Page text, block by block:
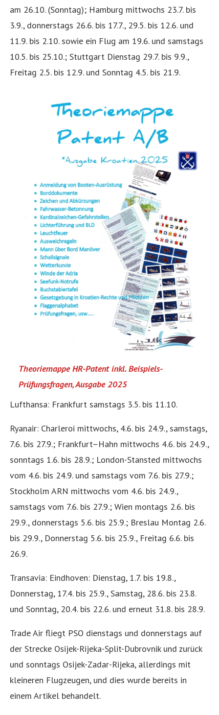
am 26.10. (Sonntag); Hamburg mittwochs 23.7. bis
3.9., donnerstags 26.6. bis 17.7., 29.5. bis 12.6. und
11.9. bis 2.10. sowie ein Flug am 19.6. und samstags
10.5. bis 25.10.; Stuttgart Dienstag 29.7. bis 9.9.,
Freitag 2.5. bis 12.9. und Sonntag 4.5. bis 21.9.
Theoriemappe HR-Patent inkl. Beispiels-
Prüfungsfragen, Ausgabe 2025
Lufthansa: Frankfurt samstags 3.5. bis 11.10.
Ryanair: Charleroi mittwochs, 4.6. bis 24.9., samstags,
7.6. bis 27.9.; Frankfurt–Hahn mittwochs 4.6. bis 24.9.,
sonntags 1.6. bis 28.9.; London-Stansted mittwochs
vom 4.6. bis 24.9. und samstags vom 7.6. bis 27.9.;
Stockholm ARN mittwochs vom 4.6. bis 24.9.,
samstags vom 7.6. bis 27.9.; Wien montags 2.6. bis
29.9., donnerstags 5.6. bis 25.9.; Breslau Montag 2.6.
bis 29.9., Donnerstag 5.6. bis 25.9., Freitag 6.6. bis
26.9.
Transavia: Eindhoven: Dienstag, 1.7. bis 19.8.,
Donnerstag, 17.4. bis 25.9., Samstag, 28.6. bis 23.8.
und Sonntag, 20.4. bis 22.6. und erneut 31.8. bis 28.9.
Trade Air fliegt PSO dienstags und donnerstags auf
der Strecke Osijek-Rijeka-Split-Dubrovnik und zurück
und sonntags Osijek-Zadar-Rijeka, allerdings mit
kleineren Flugzeugen, und dies wurde bereits in
einem Artikel behandelt.